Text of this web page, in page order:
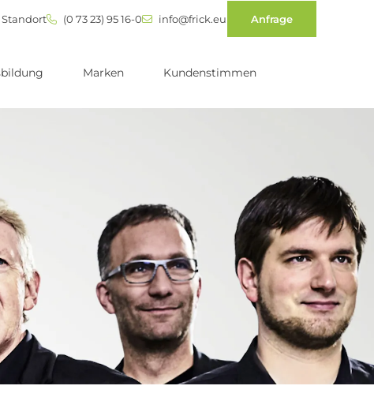
Standort (0 73 23) 95 16-0 info@frick.eu Anfrage
Marken Kundenstimmen